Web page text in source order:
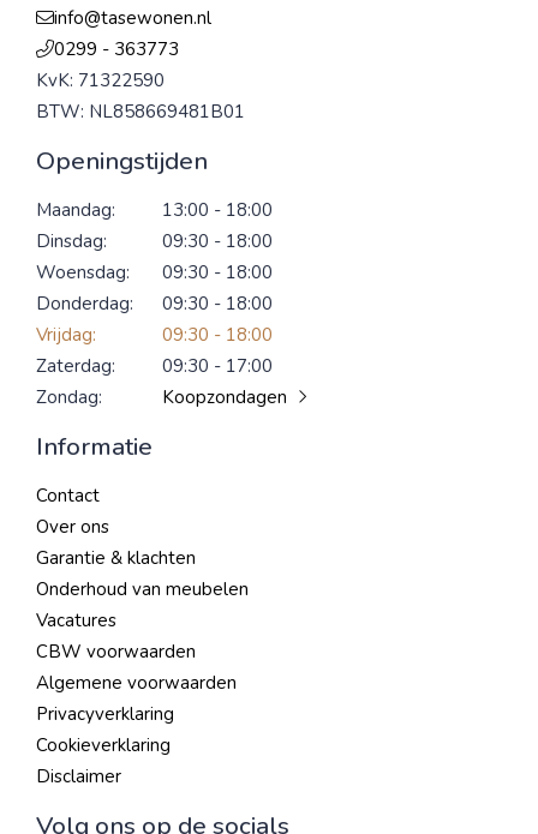
info@tasewonen.nl
0299 - 363773
KvK: 71322590
BTW: NL858669481B01
Openingstijden
Maandag:
13:00 - 18:00
Dinsdag:
09:30 - 18:00
Woensdag:
09:30 - 18:00
Donderdag:
09:30 - 18:00
Vrijdag:
09:30 - 18:00
Zaterdag:
09:30 - 17:00
Zondag:
Koopzondagen
Informatie
Contact
Over ons
Garantie & klachten
Onderhoud van meubelen
Vacatures
CBW voorwaarden
Algemene voorwaarden
Privacyverklaring
Cookieverklaring
Disclaimer
Volg ons op de socials